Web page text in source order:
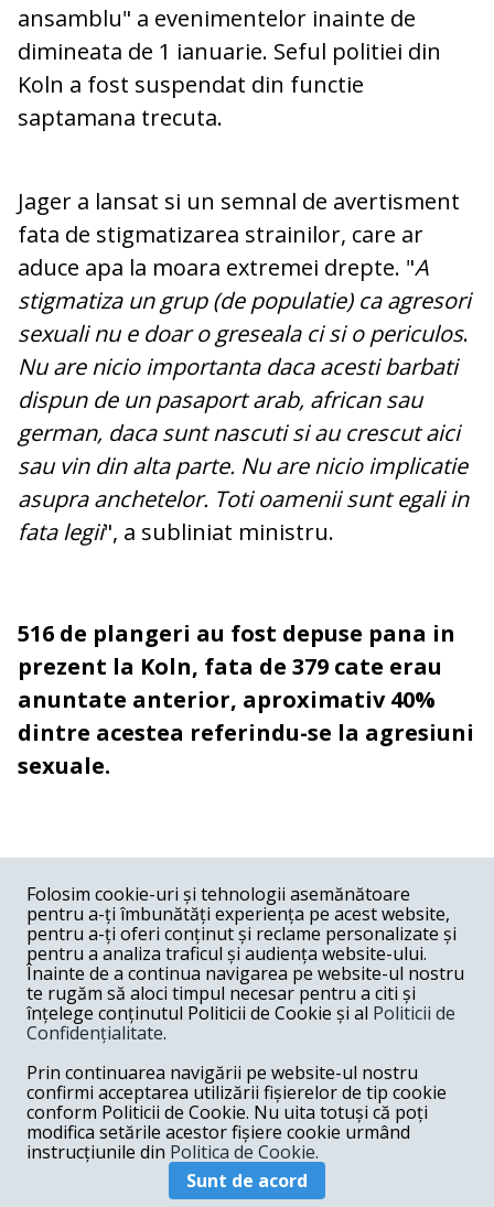
ansamblu" a evenimentelor inainte de
dimineata de 1 ianuarie. Seful politiei din
Koln a fost suspendat din functie
saptamana trecuta.
Jager a lansat si un semnal de avertisment
fata de stigmatizarea strainilor, care ar
aduce apa la moara extremei drepte. "A
stigmatiza un grup (de populatie) ca agresori
sexuali nu e doar o greseala ci si o periculos.
Nu are nicio importanta daca acesti barbati
dispun de un pasaport arab, african sau
german, daca sunt nascuti si au crescut aici
sau vin din alta parte. Nu are nicio implicatie
asupra anchetelor. Toti oamenii sunt egali in
fata legii", a subliniat ministru.
516 de plangeri au fost depuse pana in
prezent la Koln, fata de 379 cate erau
anuntate anterior, aproximativ 40%
dintre acestea referindu-se la agresiuni
sexuale.
COMENTARII
Nume
Email
Postează comentariu
Folosim cookie-uri și tehnologii asemănătoare
pentru a-ți îmbunătăți experiența pe acest website,
pentru a-ți oferi conținut și reclame personalizate și
pentru a analiza traficul și audiența website-ului.
Înainte de a continua navigarea pe website-ul nostru
te rugăm să aloci timpul necesar pentru a citi și
înțelege conținutul Politicii de Cookie și al Politicii de
Confidențialitate.
Prin continuarea navigării pe website-ul nostru
confirmi acceptarea utilizării fișierelor de tip cookie
conform Politicii de Cookie. Nu uita totuși că poți
modifica setările acestor fișiere cookie urmând
instrucțiunile din Politica de Cookie.
Sunt de acord